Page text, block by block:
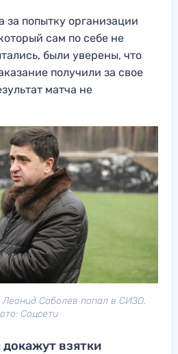
попытку организации
сам по себе не
были уверены, что
получили за свое
матча не
Соболев попал в СИЗО.
Соцсети
докажут взятки